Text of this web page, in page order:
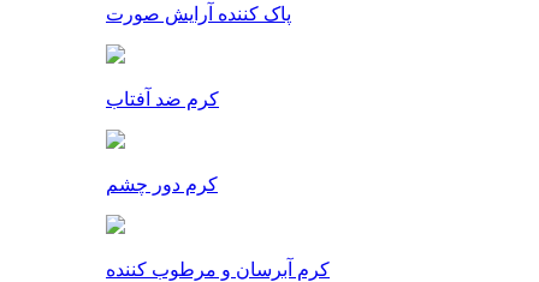
پاک کننده آرایش صورت
کرم ضد آفتاب
کرم دور چشم
کرم آبرسان و مرطوب کننده